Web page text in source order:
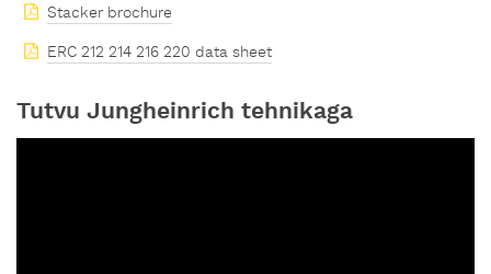
Stacker brochure
ERC 212 214 216 220 data sheet
Tutvu Jungheinrich tehnikaga